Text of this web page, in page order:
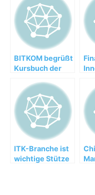
BITKOM begrüßt
Kursbuch der
ITK-Branche ist
wichtige Stütze